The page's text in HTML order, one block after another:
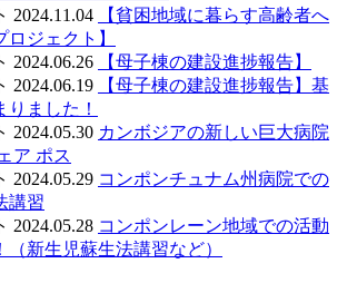
2024.11.04
【貧困地域に暮らす高齢者へ
ジェクト】
2024.06.26
【母子棟の建設進捗報告】
2024.06.19
【母子棟の建設進捗報告】基
ました！
2024.05.30 カンボジアの新しい巨大病院
ア ポス
2024.05.29 コンポンチュナム州病院での
講習
2024.05.28 コンポンレーン地域での活動
（新生児蘇生法講習など）